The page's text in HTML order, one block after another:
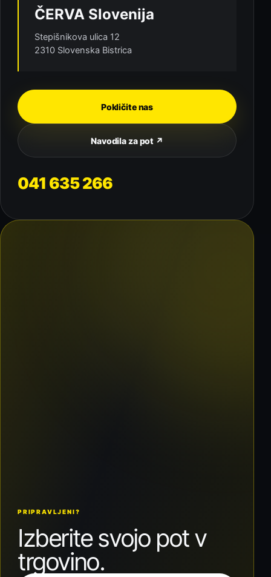
ČERVA Slovenija
Stepišnikova ulica 12
2310 Slovenska Bistrica
Pokličite nas
Navodila za pot ↗
041 635 266
PRIPRAVLJENI?
Izberite svojo pot v
trgovino.